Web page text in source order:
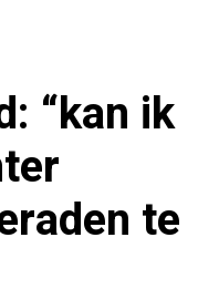
“kan ik
te